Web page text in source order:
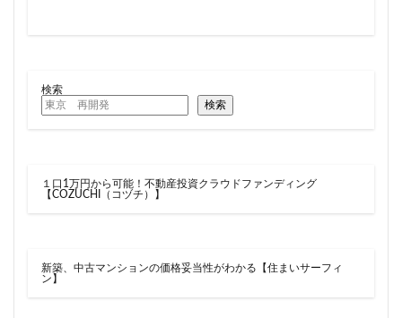
検索
検索
１口1万円から可能！不動産投資クラウドファンディング
【COZUCHI（コヅチ）】
新築、中古マンションの価格妥当性がわかる【住まいサーフィ
ン】